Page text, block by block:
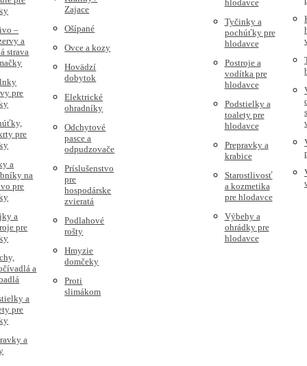
–
a
strava
pre
pre
a
na
pre
a
pre
a
a
pre
a
Zajace
Ošípané
Ovce a kozy
Hovädzí
dobytok
Elektrické
ohradníky
Odchytové
pasce a
odpudzovače
Príslušenstvo
pre
hospodárske
zvieratá
Podlahové
rošty
Hmyzie
domčeky
Proti
slimákom
hlodavce
Tyčinky a
pochúťky pre
hlodavce
Postroje a
vodítka pre
hlodavce
Podstielky a
toalety pre
hlodavce
Prepravky a
krabice
Starostlivosť
a kozmetika
pre hlodavce
Výbehy a
ohrádky pre
hlodavce